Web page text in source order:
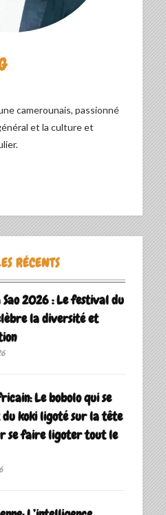
camerounais, passionné
et la culture et
RÉCENTS
Sao 2026 : Le festival du
la diversité et
Le bobolo qui se
koki ligoté sur la tête
se faire ligoter tout le